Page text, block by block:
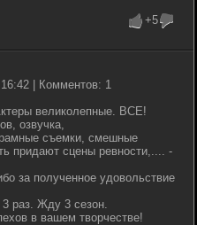
+5
| Комментов: 1
великолепные. ВСЕ!
озвучка,
съемки, смешные
придают сцены ревности,.... -
за полученное удовольствие
раз. Жду 3 сезон.
в вашем творчестве!